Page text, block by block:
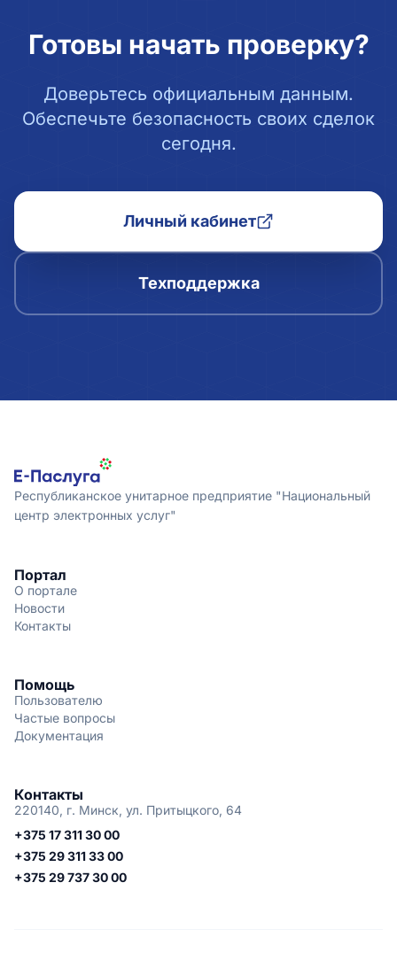
Готовы начать проверку?
Доверьтесь официальным данным.
Обеспечьте безопасность своих сделок
сегодня.
Личный кабинет
Техподдержка
Республиканское унитарное предприятие "Национальный
центр электронных услуг"
Портал
О портале
Новости
Контакты
Помощь
Пользователю
Частые вопросы
Документация
Контакты
220140, г. Минск, ул. Притыцкого, 64
+375 17 311 30 00
+375 29 311 33 00
+375 29 737 30 00